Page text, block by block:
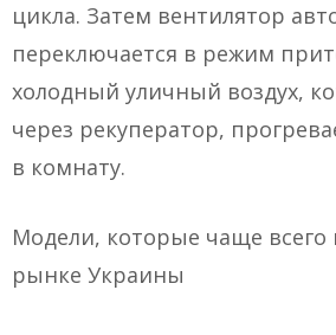
цикла. Затем вентилятор
переключается в режим
холодный уличный воздух,
через рекуператор,
в комнату.
Модели, которые чаще всего
рынке Украины